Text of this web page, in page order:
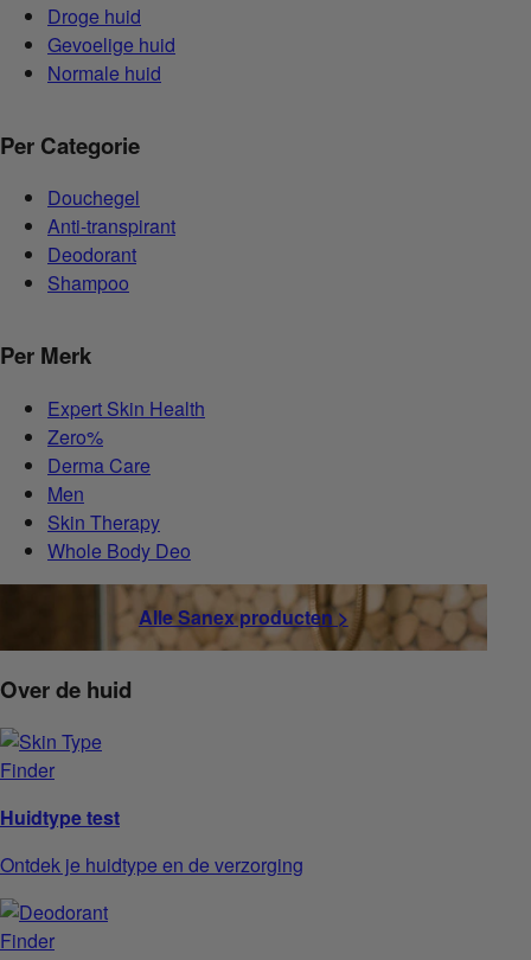
Droge huid
Gevoelige huid
Normale huid
Per Categorie
Douchegel
Anti-transpirant
Deodorant
Shampoo
Per Merk
Expert Skin Health
Zero%
Derma Care
Men
Skin Therapy
Whole Body Deo
Alle Sanex producten >
Over de huid
Huidtype test
Ontdek je huidtype en de verzorging